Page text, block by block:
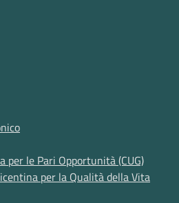
per le Pari Opportunità (CUG)
per la Qualità della Vita